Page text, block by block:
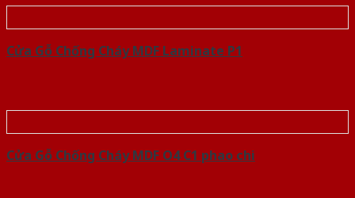
Cửa Gỗ Chống Cháy MDF Laminate P1
Cửa Gỗ Chống Cháy MDF O4 C1 phao chi